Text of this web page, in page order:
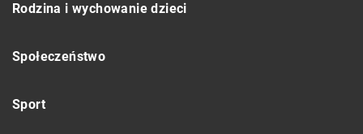
Rodzina i wychowanie dzieci
Społeczeństwo
Sport